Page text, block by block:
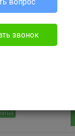
жалобу в суд
случаев?
звонок